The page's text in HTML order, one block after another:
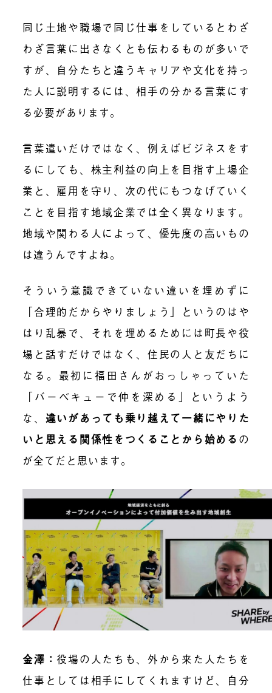
同じ土地や職場で同じ仕事をしているとわざ
わざ言葉に出さなくとも伝わるものが多いで
すが、自分たちと違うキャリアや文化を持っ
た人に説明するには、相手の分かる言葉にす
る必要があります。
言葉遣いだけではなく、例えばビジネスをす
るにしても、株主利益の向上を目指す上場企
業と、雇用を守り、次の代にもつなげていく
ことを目指す地域企業では全く異なります。
地域や関わる人によって、優先度の高いもの
は違うんですよね。
そういう意識できていない違いを埋めずに
「合理的だからやりましょう」というのはや
はり乱暴で、それを埋めるためには町長や役
場と話すだけではなく、住民の人と友だちに
なる。最初に福田さんがおっしゃっていた
「バーベキューで仲を深める」というよう
な、 違いがあっても乗り越えて一緒にやりた
いと思える関係性 をつくることから始める の
が全てだと思います。
金澤 ：役場の人たちも、外から来た人たちを
仕事としては相手にしてくれますけど、自分